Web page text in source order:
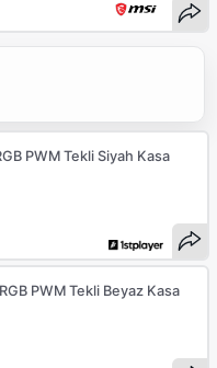
PWM Tekli Siyah Kasa
PWM Tekli Beyaz Kasa